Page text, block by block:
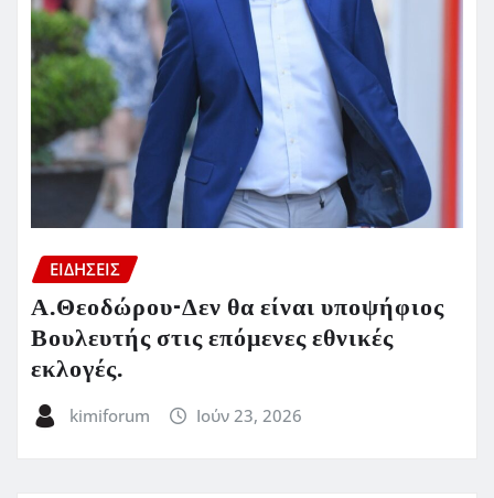
ΕΙΔΗΣΕΙΣ
Α.Θεοδώρου-Δεν θα είναι υποψήφιος
Βουλευτής στις επόμενες εθνικές
εκλογές.
kimiforum Ιούν 23, 2026